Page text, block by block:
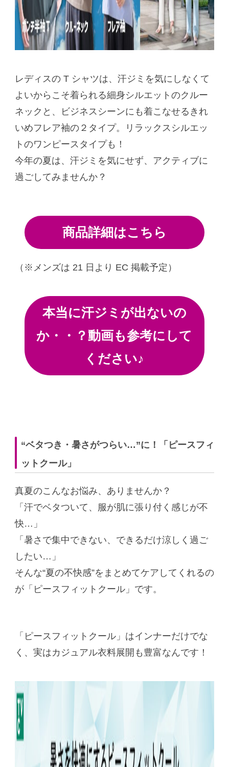
レディスの T シャツは、汗ジミを気にしなくて
よいからこそ着られる細身シルエットのクルー
ネックと、ビジネスシーンにも着こなせるきれ
いめフレア袖の２タイプ。リラックスシルエッ
トのワンピースタイプも！
今年の夏は、汗ジミを気にせず、アクティブに
過ごしてみませんか？
商品詳細はこちら
（※メンズは 21 日より EC 掲載予定）
本当に汗ジミが出ないの
か・・？動画も参考にして
ください♪
“ベタつき・暑さがつらい…”に！「ピースフィ
ットクール」
真夏のこんなお悩み、ありませんか？
「汗でベタついて、服が肌に張り付く感じが不
快…」
「暑さで集中できない、できるだけ涼しく過ご
したい…」
そんな“夏の不快感”をまとめてケアしてくれるの
が「ピースフィットクール」です。
「ピースフィットクール」はインナーだけでな
く、実はカジュアル衣料展開も豊富なんです！